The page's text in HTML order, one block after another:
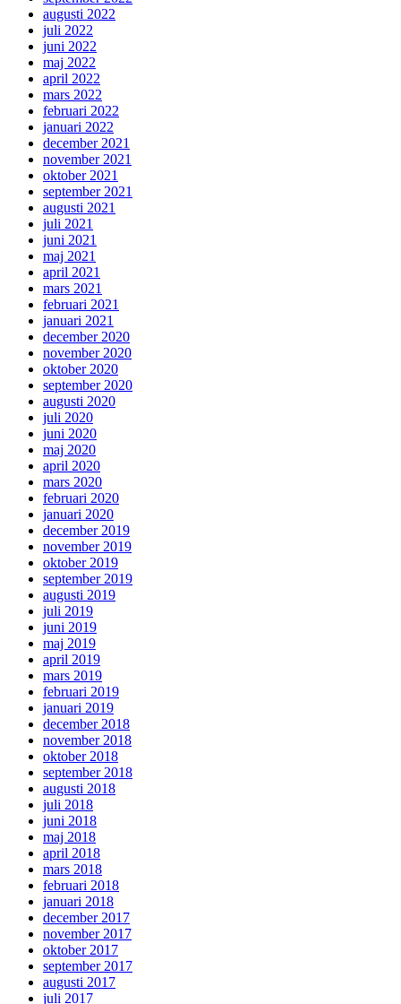
augusti 2022
juli 2022
juni 2022
maj 2022
april 2022
mars 2022
februari 2022
januari 2022
december 2021
november 2021
oktober 2021
september 2021
augusti 2021
juli 2021
juni 2021
maj 2021
april 2021
mars 2021
februari 2021
januari 2021
december 2020
november 2020
oktober 2020
september 2020
augusti 2020
juli 2020
juni 2020
maj 2020
april 2020
mars 2020
februari 2020
januari 2020
december 2019
november 2019
oktober 2019
september 2019
augusti 2019
juli 2019
juni 2019
maj 2019
april 2019
mars 2019
februari 2019
januari 2019
december 2018
november 2018
oktober 2018
september 2018
augusti 2018
juli 2018
juni 2018
maj 2018
april 2018
mars 2018
februari 2018
januari 2018
december 2017
november 2017
oktober 2017
september 2017
augusti 2017
juli 2017